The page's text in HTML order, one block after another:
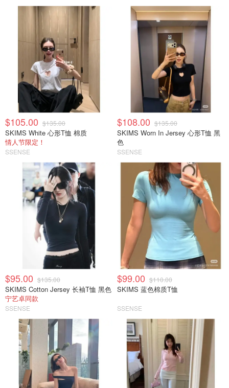
$105.00 $135.00
SKIMS White 心形T恤 棉质
情人节限定！
SSENSE
$108.00 $135.00
SKIMS Worn In Jersey 心形T恤 黑
色
SSENSE
$95.00 $135.00
SKIMS Cotton Jersey 长袖T恤 黑色
宁艺卓同款
SSENSE
$99.00 $110.00
SKIMS 蓝色棉质T恤
SSENSE